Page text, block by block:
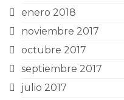
enero 2018
noviembre 2017
octubre 2017
septiembre 2017
julio 2017